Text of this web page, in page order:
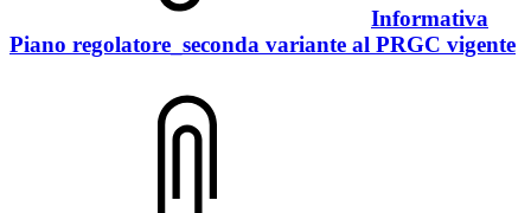
Informativa
Piano regolatore_seconda variante al PRGC vigente